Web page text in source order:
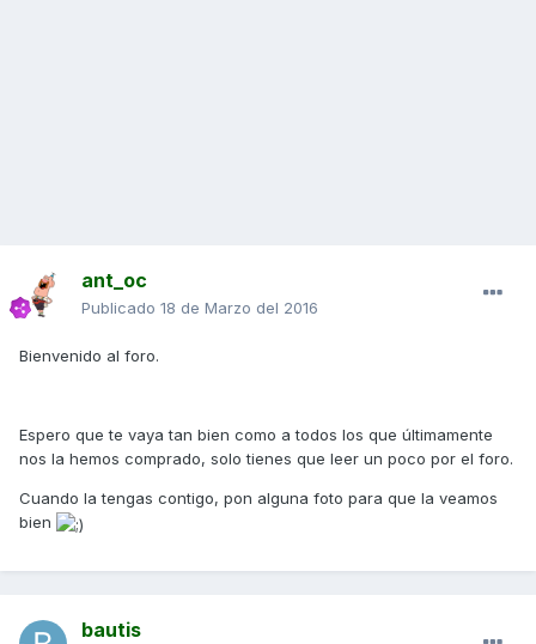
ant_oc
Publicado 18 de Marzo del 2016
Bienvenido al foro.
Espero que te vaya tan bien como a todos los que últimamente
nos la hemos comprado, solo tienes que leer un poco por el foro.
Cuando la tengas contigo, pon alguna foto para que la veamos
bien
bautis